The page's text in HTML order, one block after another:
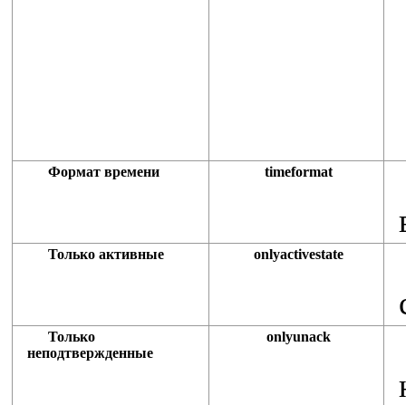
Формат времени timeformat
Только активные onlyactivestate
Только
неподтвержденные
onlyunack